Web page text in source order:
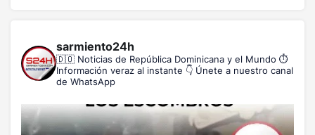
sarmiento24h
🇩🇴 Noticias de República Dominicana y el Mundo ⏱️
Información veraz al instante 👇 Únete a nuestro canal
de WhatsApp